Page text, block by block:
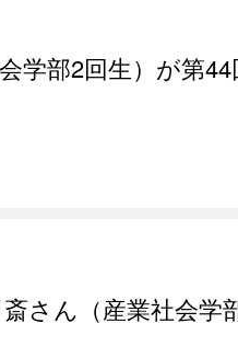
学部2回生）が第44
さん（産業社会学